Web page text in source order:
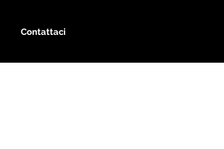
Contattaci